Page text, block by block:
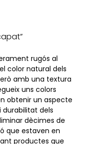
rugós al
color natural dels
amb una textura
uns colors
obtenir un aspecte
dels
dècimes de
que estaven en
productes que